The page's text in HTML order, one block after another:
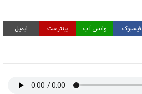
فیسبوک واتس آپ پینترست ایمیل